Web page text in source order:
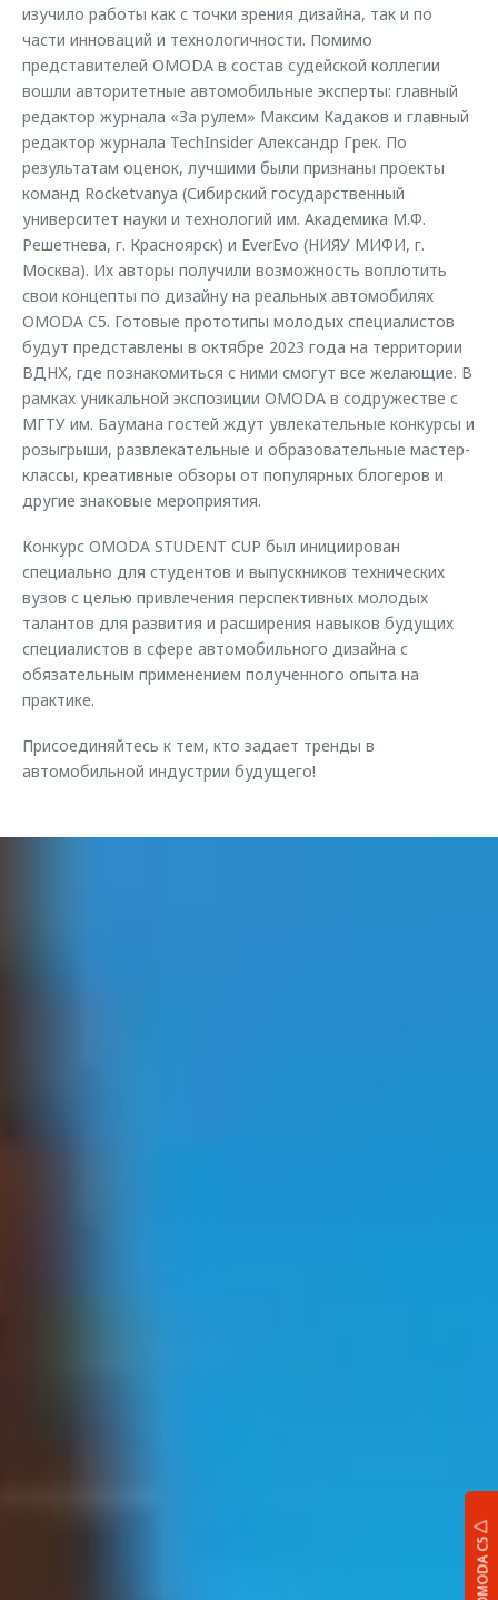
OMODA C5
изучило работы как с точки зрения дизайна, так и по
части инноваций и технологичности. Помимо
представителей OMODA в состав судейской коллегии
вошли авторитетные автомобильные эксперты: главный
редактор журнала «За рулем» Максим Кадаков и главный
редактор журнала TechInsider Александр Грек. По
результатам оценок, лучшими были признаны проекты
команд Rocketvanya (Сибирский государственный
университет науки и технологий им. Академика М.Ф.
Решетнева, г. Красноярск) и EverEvo (НИЯУ МИФИ, г.
Москва). Их авторы получили возможность воплотить
свои концепты по дизайну на реальных автомобилях
OMODA C5. Готовые прототипы молодых специалистов
будут представлены в октябре 2023 года на территории
ВДНХ, где познакомиться с ними смогут все желающие. В
рамках уникальной экспозиции OMODA в содружестве с
МГТУ им. Баумана гостей ждут увлекательные конкурсы и
розыгрыши, развлекательные и образовательные мастер-
классы, креативные обзоры от популярных блогеров и
другие знаковые мероприятия.
Конкурс OMODA STUDENT CUP был инициирован
специально для студентов и выпускников технических
вузов с целью привлечения перспективных молодых
талантов для развития и расширения навыков будущих
специалистов в сфере автомобильного дизайна с
обязательным применением полученного опыта на
практике.
Присоединяйтесь к тем, кто задает тренды в
автомобильной индустрии будущего!